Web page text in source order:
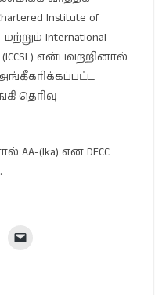
Institute of
மற்றும் International
(ICCSL) என்பவற்றினால்
தெரிவு
AA-(lka) என DFCC